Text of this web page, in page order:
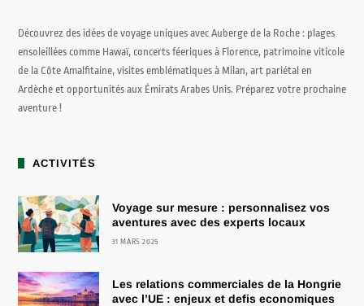
Découvrez des idées de voyage uniques avec Auberge de la Roche : plages
ensoleillées comme Hawaï, concerts féeriques à Florence, patrimoine viticole
de la Côte Amalfitaine, visites emblématiques à Milan, art pariétal en
Ardèche et opportunités aux Émirats Arabes Unis. Préparez votre prochaine
aventure !
ACTIVITÉS
Voyage sur mesure : personnalisez vos
aventures avec des experts locaux
31 MARS 2025
Les relations commerciales de la Hongrie
avec l’UE : enjeux et defis economiques